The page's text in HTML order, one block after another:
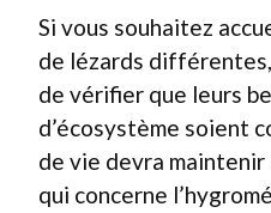
Si vous souhaitez
de lézards
de vérifier que leurs
d’écosystème soient
de vie devra maintenir
qui concerne